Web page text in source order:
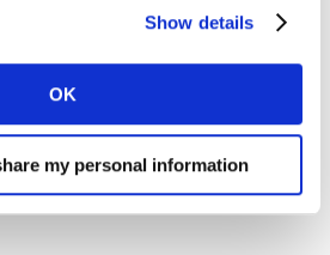
Show details
OK
my personal information
cómo aprovecharlos para el
viendo el video.